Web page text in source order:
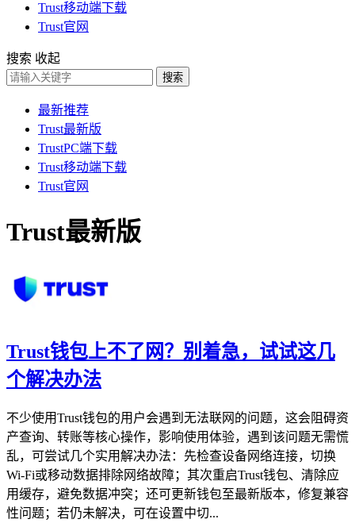
Trust移动端下载
Trust官网
搜索 收起
搜索
最新推荐
Trust最新版
TrustPC端下载
Trust移动端下载
Trust官网
Trust最新版
Trust钱包上不了网？别着急，试试这几
个解决办法
不少使用Trust钱包的用户会遇到无法联网的问题，这会阻碍资
产查询、转账等核心操作，影响使用体验，遇到该问题无需慌
乱，可尝试几个实用解决办法：先检查设备网络连接，切换
Wi-Fi或移动数据排除网络故障；其次重启Trust钱包、清除应
用缓存，避免数据冲突；还可更新钱包至最新版本，修复兼容
性问题；若仍未解决，可在设置中切...